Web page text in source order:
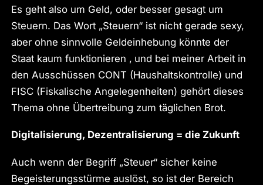
Es geht also um Geld, oder besser gesagt um
Steuern. Das Wort „Steuern“ ist nicht gerade sexy,
aber ohne sinnvolle Geldeinhebung könnte der
Staat kaum funktionieren ‚ und bei meiner Arbeit in
den Ausschüssen CONT (Haushaltskontrolle) und
FISC (Fiskalische Angelegenheiten) gehört dieses
Thema ohne Übertreibung zum täglichen Brot.
Digitalisierung, Dezentralisierung = die Zukunft
Auch wenn der Begriff „Steuer“ sicher keine
Begeisterungsstürme auslöst, so ist der Bereich